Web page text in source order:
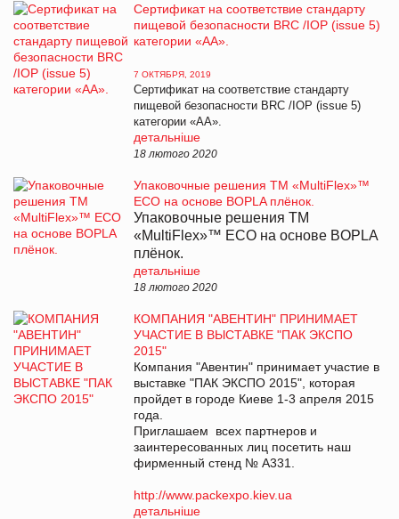
Сертификат на соответствие стандарту
пищевой безопасности BRC /IOP (issue 5)
категории «АА».
7 ОКТЯБРЯ, 2019
Сертификат на соответствие стандарту
пищевой безопасности BRC /IOP (issue 5)
категории «АА».
детальніше
18 лютого 2020
Упаковочные решения ТМ «MultiFlex»™
ECO на основе BOPLA плёнок.
Упаковочные решения ТМ
«MultiFlex»™ ECO на основе BOPLA
плёнок.
детальніше
18 лютого 2020
КОМПАНИЯ "АВЕНТИН" ПРИНИМАЕТ
УЧАСТИЕ В ВЫСТАВКЕ "ПАК ЭКСПО
2015"
Компания "Авентин" принимает участие в
выставке "ПАК ЭКСПО 2015", которая
пройдет в городе Киеве 1-3 апреля 2015
года.
Приглашаем всех партнеров и
заинтересованных лиц посетить наш
фирменный стенд № А331.
http://www.packexpo.kiev.ua
детальніше